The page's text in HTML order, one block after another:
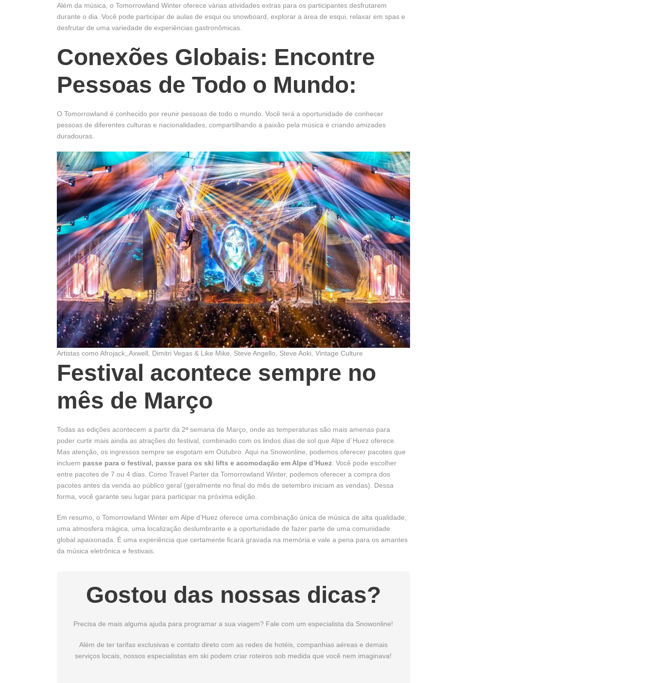
Além da música, o Tomorrowland Winter oferece várias atividades extras para os participantes desfrutarem
durante o dia. Você pode participar de aulas de esqui ou snowboard, explorar a área de esqui, relaxar em spas e
desfrutar de uma variedade de experiências gastronômicas.
Conexões Globais: Encontre
Pessoas de Todo o Mundo:
O Tomorrowland é conhecido por reunir pessoas de todo o mundo. Você terá a oportunidade de conhecer
pessoas de diferentes culturas e nacionalidades, compartilhando a paixão pela música e criando amizades
duradouras.
Artistas como Afrojack,,Axwell, Dimitri Vegas & Like Mike, Steve Angello, Steve Aoki, Vintage Culture
Festival acontece sempre no
mês de Março
Todas as edições acontecem a partir da 2ª semana de Março, onde as temperaturas são mais amenas para
poder curtir mais ainda as atrações do festival, combinado com os lindos dias de sol que Alpe d´Huez oferece.
Mas atenção, os ingressos sempre se esgotam em Outubro. Aqui na Snowonline, podemos oferecer pacotes que
incluem passe para o festival, passe para os ski lifts e acomodação em Alpe d’Huez . Você pode escolher
entre pacotes de 7 ou 4 dias. Como Travel Parter da Tomorrowland Winter, podemos oferecer a compra dos
pacotes antes da venda ao público geral (geralmente no final do mês de setembro iniciam as vendas). Dessa
forma, você garante seu lugar para participar na próxima edição.
Em resumo, o Tomorrowland Winter em Alpe d’Huez oferece uma combinação única de música de alta qualidade,
uma atmosfera mágica, uma localização deslumbrante e a oportunidade de fazer parte de uma comunidade
global apaixonada. É uma experiência que certamente ficará gravada na memória e vale a pena para os amantes
da música eletrônica e festivais.
Gostou das nossas dicas?
Precisa de mais alguma ajuda para programar a sua viagem? Fale com um especialista da Snowonline!
Além de ter tarifas exclusivas e contato direto com as redes de hotéis, companhias aéreas e demais
serviços locais, nossos especialistas em ski podem criar roteiros sob medida que você nem imaginava!